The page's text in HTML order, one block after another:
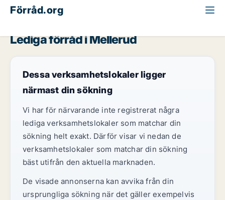
Förråd.org
Lediga förråd i Mellerud
Dessa verksamhetslokaler ligger
närmast din sökning
Vi har för närvarande inte registrerat några
lediga verksamhetslokaler som matchar din
sökning helt exakt. Därför visar vi nedan de
verksamhetslokaler som matchar din sökning
bäst utifrån den aktuella marknaden.
De visade annonserna kan avvika från din
ursprungliga sökning när det gäller exempelvis